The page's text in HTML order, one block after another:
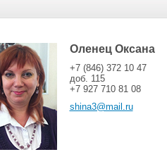
Оленец Оксана
+7 (846) 372 10 47
доб. 115
+7 927 710 81 08
shina3@mail.ru